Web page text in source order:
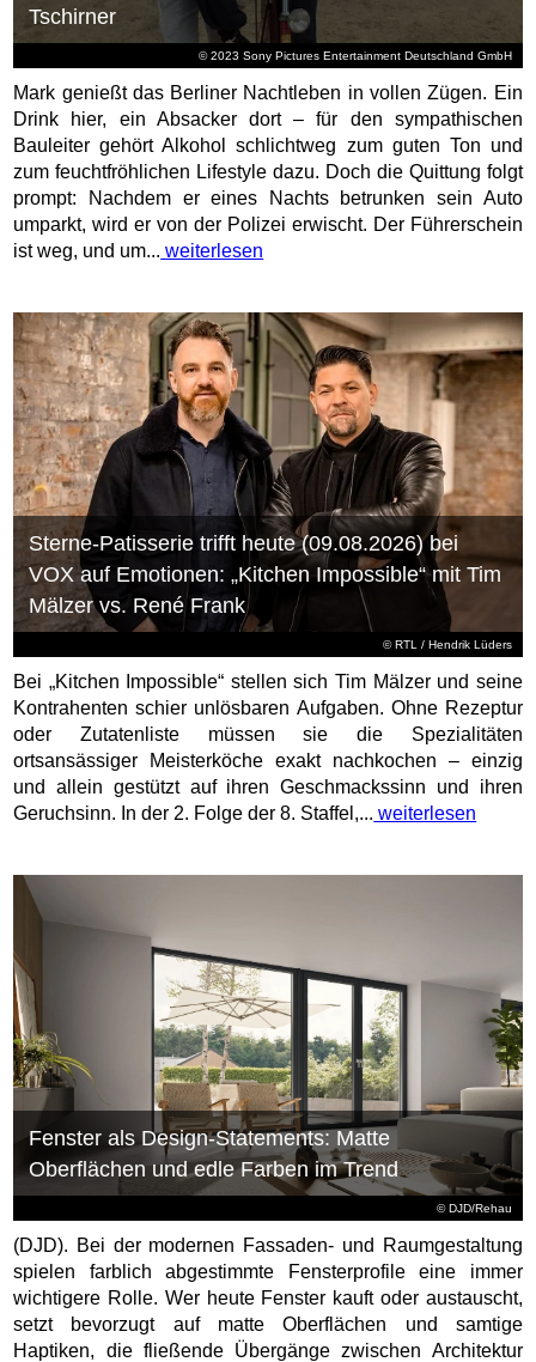
© 2023 Sony Pictures Entertainment Deutschland GmbH
Tschirner
Mark genießt das Berliner Nachtleben in vollen Zügen. Ein
Drink hier, ein Absacker dort – für den sympathischen
Bauleiter gehört Alkohol schlichtweg zum guten Ton und
zum feuchtfröhlichen Lifestyle dazu. Doch die Quittung folgt
prompt: Nachdem er eines Nachts betrunken sein Auto
umparkt, wird er von der Polizei erwischt. Der Führerschein
ist weg, und um... weiterlesen
© RTL / Hendrik Lüders
Sterne-Patisserie trifft heute (09.08.2026) bei
VOX auf Emotionen: „Kitchen Impossible“ mit Tim
Mälzer vs. René Frank
Bei „Kitchen Impossible“ stellen sich Tim Mälzer und seine
Kontrahenten schier unlösbaren Aufgaben. Ohne Rezeptur
oder Zutatenliste müssen sie die Spezialitäten
ortsansässiger Meisterköche exakt nachkochen – einzig
und allein gestützt auf ihren Geschmackssinn und ihren
Geruchsinn. In der 2. Folge der 8. Staffel,... weiterlesen
© DJD/Rehau
Fenster als Design-Statements: Matte
Oberflächen und edle Farben im Trend
(DJD). Bei der modernen Fassaden- und Raumgestaltung
spielen farblich abgestimmte Fensterprofile eine immer
wichtigere Rolle. Wer heute Fenster kauft oder austauscht,
setzt bevorzugt auf matte Oberflächen und samtige
Haptiken, die fließende Übergänge zwischen Architektur